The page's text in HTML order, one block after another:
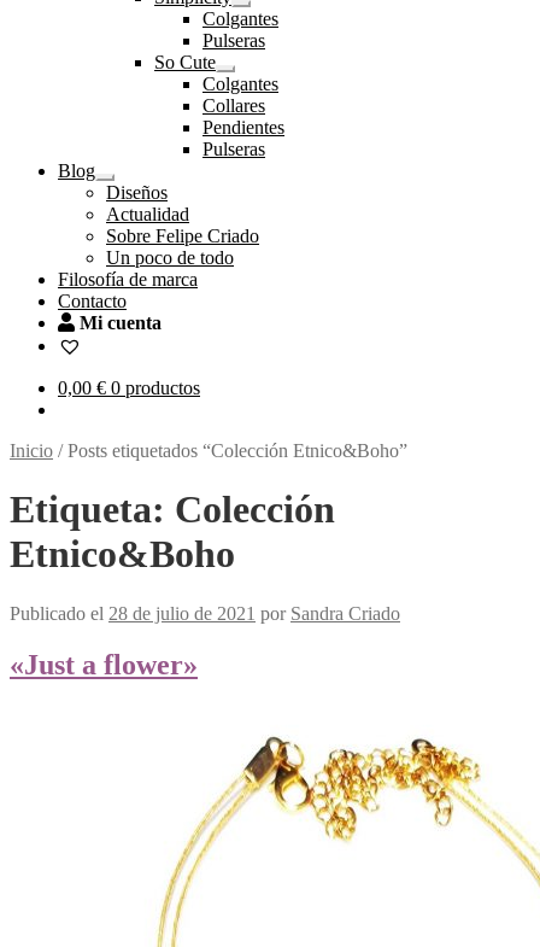
Expandir
el
menú
Colgantes
Pulseras
So Cute
Expandir
el
menú
hijo
Colgantes
Collares
Pendientes
Pulseras
Blog
Expandir
el
menú
hijo
Diseños
Actualidad
Sobre Felipe Criado
Un poco de todo
Filosofía de marca
Contacto
Mi cuenta
0,00 € 0 productos
Inicio /Posts etiquetados “Colección Etnico&Boho”
Etiqueta: Colección
Etnico&Boho
Publicado el 28 de julio de 2021 por Sandra Criado
«Just a flower»